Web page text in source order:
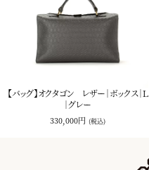
【バッグ】オクタゴン レザー｜ボックス｜Ｌ
｜グレー
330,000円 (税込)